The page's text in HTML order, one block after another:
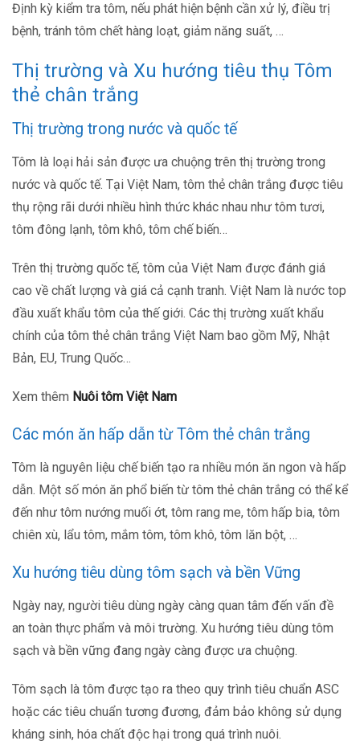
Định kỳ kiểm tra tôm, nếu phát hiện bệnh cần xử lý, điều trị
bệnh, tránh tôm chết hàng loạt, giảm năng suất, …
Thị trường và Xu hướng tiêu thụ Tôm
thẻ chân trắng
Thị trường trong nước và quốc tế
Tôm là loại hải sản được ưa chuộng trên thị trường trong
nước và quốc tế. Tại Việt Nam, tôm thẻ chân trắng được tiêu
thụ rộng rãi dưới nhiều hình thức khác nhau như tôm tươi,
tôm đông lạnh, tôm khô, tôm chế biến…
Trên thị trường quốc tế, tôm của Việt Nam được đánh giá
cao về chất lượng và giá cả cạnh tranh. Việt Nam là nước top
đầu xuất khẩu tôm của thế giới. Các thị trường xuất khẩu
chính của tôm thẻ chân trắng Việt Nam bao gồm Mỹ, Nhật
Bản, EU, Trung Quốc…
Xem thêm Nuôi tôm Việt Nam
Các món ăn hấp dẫn từ Tôm thẻ chân trắng
Tôm là nguyên liệu chế biến tạo ra nhiều món ăn ngon và hấp
dẫn. Một số món ăn phổ biến từ tôm thẻ chân trắng có thể kể
đến như tôm nướng muối ớt, tôm rang me, tôm hấp bia, tôm
chiên xù, lẩu tôm, mắm tôm, tôm khô, tôm lăn bột, …
Xu hướng tiêu dùng tôm sạch và bền Vững
Ngày nay, người tiêu dùng ngày càng quan tâm đến vấn đề
an toàn thực phẩm và môi trường. Xu hướng tiêu dùng tôm
sạch và bền vững đang ngày càng được ưa chuộng.
Tôm sạch là tôm được tạo ra theo quy trình tiêu chuẩn ASC
hoặc các tiêu chuẩn tương đương, đảm bảo không sử dụng
kháng sinh, hóa chất độc hại trong quá trình nuôi.